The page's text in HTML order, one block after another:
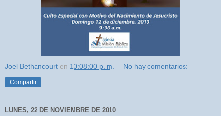
Joel Bethancourt en 10:08:00 p. m. No hay comentarios:
Compartir
LUNES, 22 DE NOVIEMBRE DE 2010